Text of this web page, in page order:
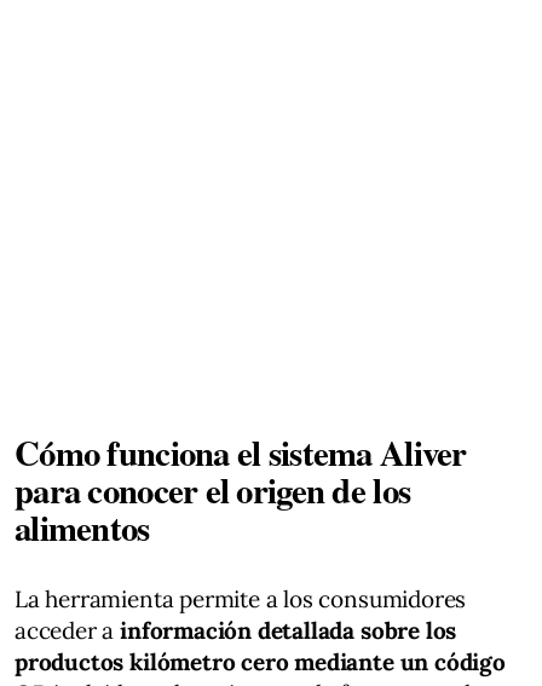
Cómo funciona el sistema Aliver
para conocer el origen de los
alimentos
La herramienta permite a los consumidores
acceder ainformación detallada sobre los
productos kilómetro cero mediante un código